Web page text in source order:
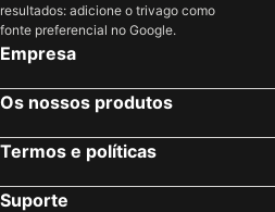
resultados: adicione o trivago como
fonte preferencial no Google.
Empresa
Os nossos produtos
Termos e políticas
Suporte